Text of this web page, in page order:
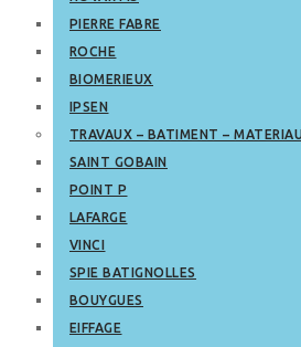
PIERRE FABRE
ROCHE
BIOMERIEUX
IPSEN
TRAVAUX – BATIMENT –
SAINT GOBAIN
POINT P
LAFARGE
VINCI
SPIE BATIGNOLLES
BOUYGUES
EIFFAGE